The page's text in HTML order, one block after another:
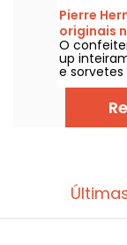
Pierre
originais
O
up
e sorvetes
Gourmet,
2 de
inéditas,